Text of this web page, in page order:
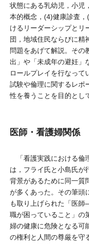
状態にある乳幼児，小児
本的概念，(4)健康診査
けるリーダーシップとリ
団，地域住民ならびに精
問題をあげて解説。その
出」や「未成年の避妊」
ロールプレイを行なって
試験や倫理に関するレポ
性を養うことを目的とし
医師・看護婦関係
「看護実践における倫
は，フライ氏と小島氏が
背景があるために同一質
が多くあった。その筆頭
も取り上げられた「医
職が困っていること」の
婦の健康に危険となる可
の権利と人間の尊厳を守